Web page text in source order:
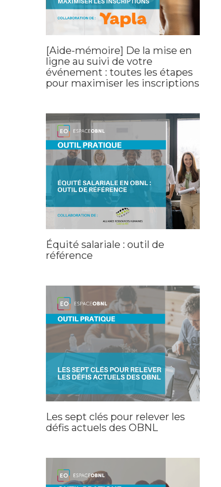
[Aide-mémoire] De la mise en
ligne au suivi de votre
événement : toutes les étapes
pour maximiser les inscriptions
Équité salariale : outil de
référence
Les sept clés pour relever les
défis actuels des OBNL